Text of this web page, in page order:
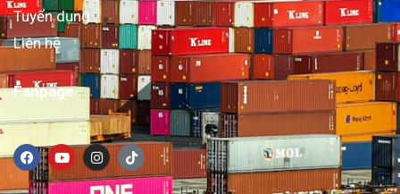
Tuyển dụng
Liên hệ
Fanpage